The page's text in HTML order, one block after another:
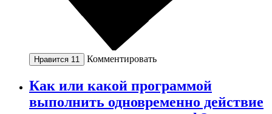
Нравится 11 Комментировать
Как или какой программой
выполнить одновременно действие